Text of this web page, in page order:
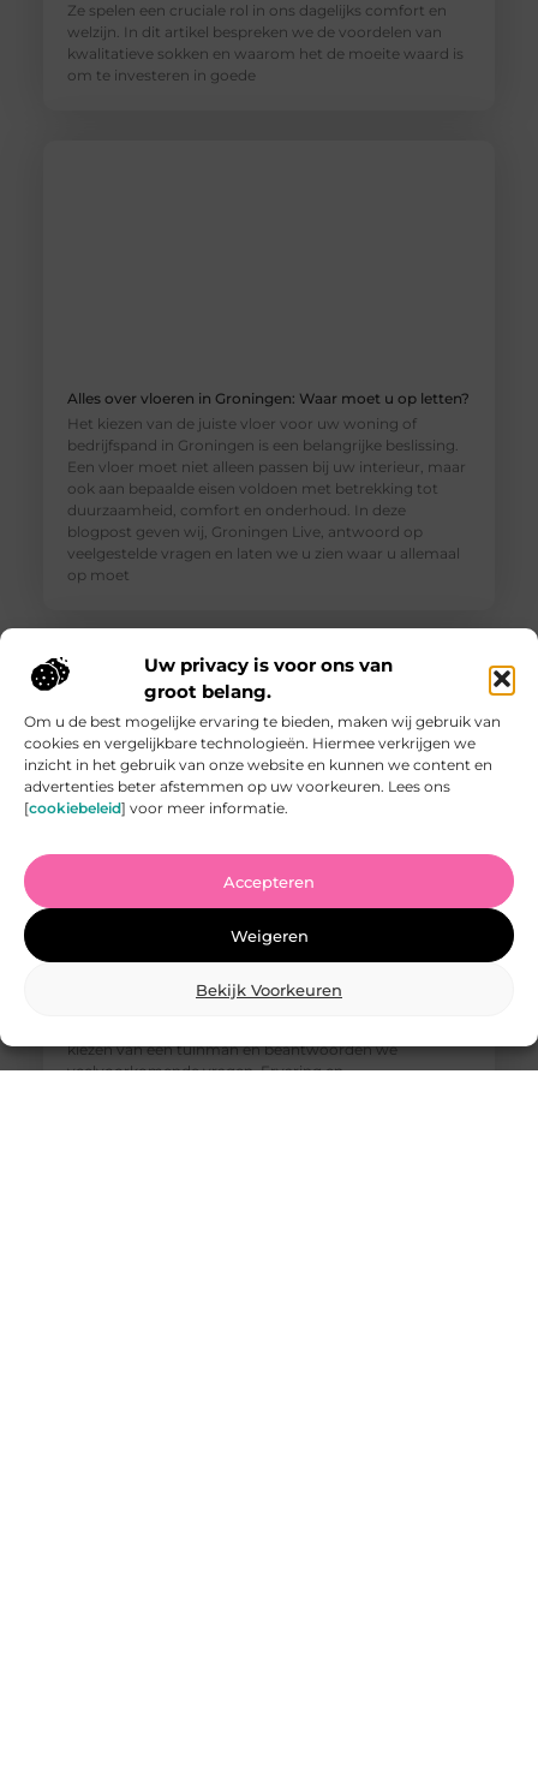
Uw privacy is voor ons van
groot belang.
Om u de best mogelijke ervaring te bieden, maken wij gebruik van
cookies en vergelijkbare technologieën. Hiermee verkrijgen we
inzicht in het gebruik van onze website en kunnen we content en
advertenties beter afstemmen op uw voorkeuren. Lees ons
[cookiebeleid] voor meer informatie.
Accepteren
Weigeren
Bekijk Voorkeuren
Ze spelen een cruciale rol in ons dagelijks comfort en
welzijn. In dit artikel bespreken we de voordelen van
kwalitatieve sokken en waarom het de moeite waard is
om te investeren in goede
Alles over vloeren in Groningen: Waar moet u op letten?
Het kiezen van de juiste vloer voor uw woning of
bedrijfspand in Groningen is een belangrijke beslissing.
Een vloer moet niet alleen passen bij uw interieur, maar
ook aan bepaalde eisen voldoen met betrekking tot
duurzaamheid, comfort en onderhoud. In deze
blogpost geven wij, Groningen Live, antwoord op
veelgestelde vragen en laten we u zien waar u allemaal
op moet
Het vinden van een goede tuinman in Arnhem kan een
uitdaging zijn. U wilt iemand die uw tuin kan
omtoveren tot een paradijs van rust en schoonheid,
maar hoe weet u wie u kunt vertrouwen? In deze
kiezen van een tuinman en beantwoorden we
veelvoorkomende vragen. Ervaring en